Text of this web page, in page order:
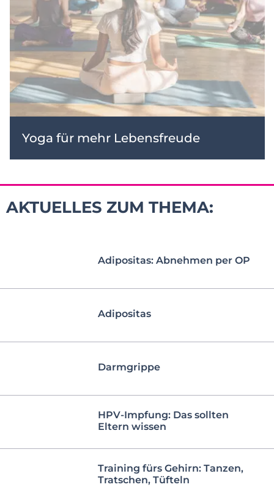
Yoga für mehr Lebensfreude
AKTUELLES ZUM THEMA:
Adipositas: Abnehmen per OP
Adipositas
Darmgrippe
HPV-Impfung: Das sollten
Eltern wissen
Training fürs Gehirn: Tanzen,
Tratschen, Tüfteln